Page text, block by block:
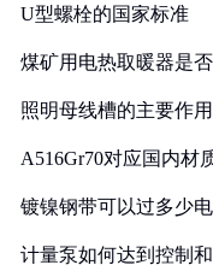
U型螺栓的国家标准
煤矿用电热取暖器是
照明母线槽的主要作
A516Gr70对应国内材
镀镍钢带可以过多少
计量泵如何达到控制